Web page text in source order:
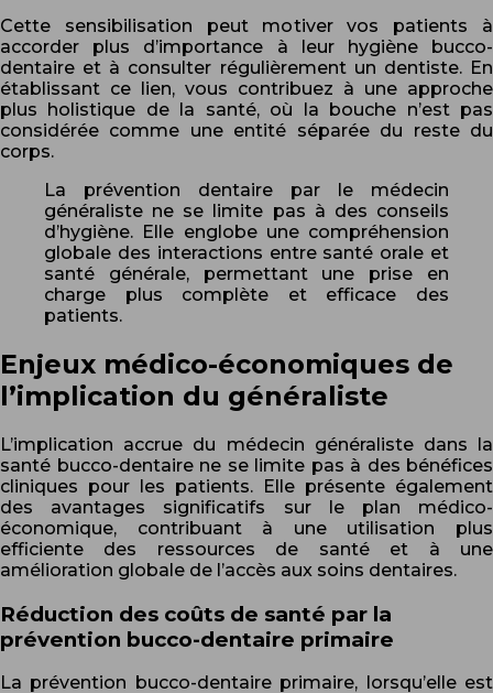
Cette sensibilisation peut motiver vos patients à
accorder plus d’importance à leur hygiène bucco-
dentaire et à consulter régulièrement un dentiste. En
établissant ce lien, vous contribuez à une approche
plus holistique de la santé, où la bouche n’est pas
considérée comme une entité séparée du reste du
corps.
La prévention dentaire par le médecin
généraliste ne se limite pas à des conseils
d’hygiène. Elle englobe une compréhension
globale des interactions entre santé orale et
santé générale, permettant une prise en
charge plus complète et efficace des
patients.
Enjeux médico-économiques de
l’implication du généraliste
L’implication accrue du médecin généraliste dans la
santé bucco-dentaire ne se limite pas à des bénéfices
cliniques pour les patients. Elle présente également
des avantages significatifs sur le plan médico-
économique, contribuant à une utilisation plus
efficiente des ressources de santé et à une
amélioration globale de l’accès aux soins dentaires.
Réduction des coûts de santé par la
prévention bucco-dentaire primaire
La prévention bucco-dentaire primaire, lorsqu’elle est